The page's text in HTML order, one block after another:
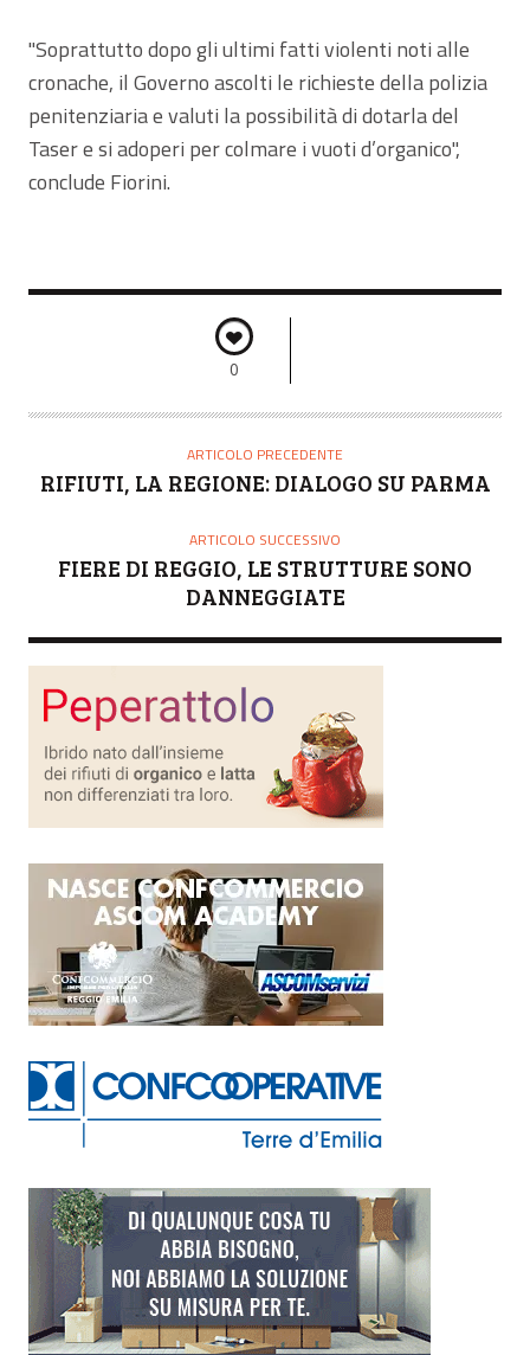
"Soprattutto dopo gli ultimi fatti violenti noti alle
cronache, il Governo ascolti le richieste della polizia
penitenziaria e valuti la possibilità di dotarla del
Taser e si adoperi per colmare i vuoti d’organico",
conclude Fiorini.
0
ARTICOLO PRECEDENTE
RIFIUTI, LA REGIONE: DIALOGO SU PARMA
ARTICOLO SUCCESSIVO
FIERE DI REGGIO, LE STRUTTURE SONO
DANNEGGIATE